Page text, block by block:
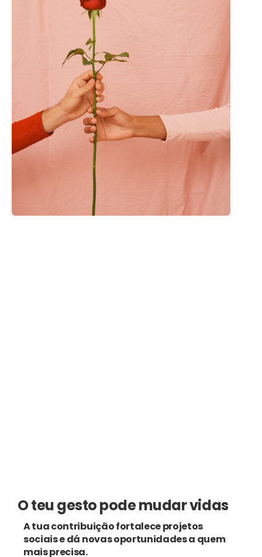
O teu gesto pode mudar vidas
A tua contribuição fortalece projetos
sociais e dá novas oportunidades a quem
mais precisa.